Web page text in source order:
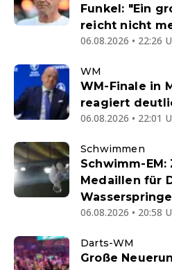
Funkel: "Ein
reicht nicht
06.08.2026 • 22:26
WM
WM-Finale in
reagiert
06.08.2026 • 22:01
Schwimmen
Schwimm-
Medaillen für
06.08.2026 • 20:58
Darts-WM
Große